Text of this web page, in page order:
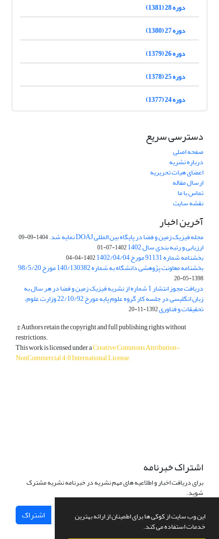
این وب سایت از کوکی ها برای اطمینان از ارائه بهترین
خدمات استفاده می کند.
دوره 28 (1381)
دوره 27 (1380)
دوره 26 (1379)
دوره 25 (1378)
دوره 24 (1377)
دسترسی سریع
صفحه اصلی
درباره نشریه
اعضای هیات تحریریه
ارسال مقاله
تماس با ما
نقشه سایت
آخرین اخبار
مجله فیزیک زمین و فضا در پایگاه بین المللی DOAJ نمایه شد. 1404-09-09
ارزیابی و رتبه بندی سال 1402 1402-07-01
بخشنامه شماره 91131 مورخ 1402/04/04 1402-04-04
بخشنامه معاونت پژوهشی دانشگاه به شماره 140/130382 مورخ 98/5/20
1398-05-20
دریافت مجوز انتشار 1 شماره از نشریه فیزیک زمین و فضا در هر سال به
زبان انگلیسی در جلسه کار گروه علوم پایه مورخ 22/10/92 وزارت علوم،
تحقیقات و فناوری1392-11-20
© Authors retain the copyright and full publishing rights without
restrictions.
This work is licensed under aCreative Commons Attribution-
NonCommercial 4.0 International License.
اشتراک خبرنامه
برای دریافت اخبار و اطلاعیه های مهم نشریه در خبرنامه نشریه مشترک
شوید.
اشتراک